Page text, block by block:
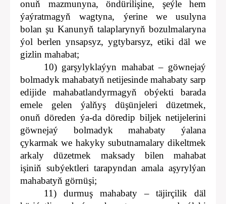
onuň mazmunyna, öndürilişine, şeýle hem
ýaýratmagyň wagtyna, ýerine we usulyna
bolan şu Kanunyň talaplarynyň bozulmalaryna
ýol berlen ynsapsyz, ygtybarsyz, etiki däl we
gizlin mahabat;
10) garşylyklaýyn mahabat – göwnejaý
bolmadyk mahabatyň netijesinde mahabaty sarp
edijide mahabatlandyrmagyň obýekti barada
emele gelen ýalňyş düşünjeleri düzetmek,
onuň döreden ýa-da döredip biljek netijelerini
göwnejaý bolmadyk mahabaty ýalana
çykarmak we hakyky subutnamalary dikeltmek
arkaly düzetmek maksady bilen mahabat
işiniň subýektleri tarapyndan amala aşyrylýan
mahabatyň görnüşi;
11) durmuş mahabaty – täjirçilik däl